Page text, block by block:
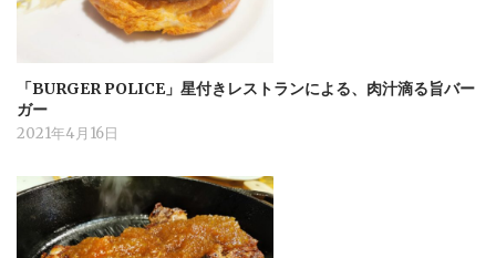
「BURGER POLICE」星付きレストランによる、肉汁滴る旨バー
ガー
2021年4月16日